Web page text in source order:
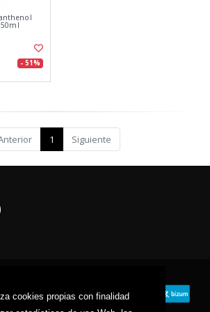
cookies propias con finalidad
- 51%
1 Siguiente